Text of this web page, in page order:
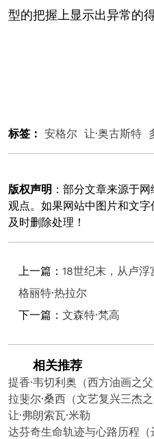
型的把握上显示出异常的
标签： 安格尔 让·奥古斯特
版权声明 ：部分文章来源于
观点。如果网站中图片和文
及时删除处理！
上一篇： 18世纪末，从卢
格丽特·热拉尔
下一篇： 文森特·梵高
相关推荐
提香·韦切利奥（西方油画之
拉斐尔·桑西（文艺复兴三杰之
让·弗朗索瓦·米勒
达芬奇生命轨迹与心路历程（